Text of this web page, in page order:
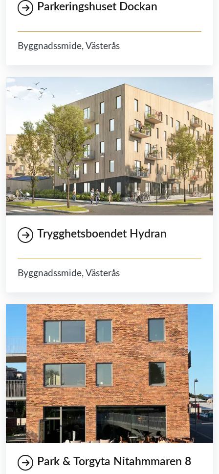
Parkeringshuset Dockan
Byggnadssmide, Västerås
Trygghetsboendet Hydran
Byggnadssmide, Västerås
Park & Torgyta Nitahmmaren 8